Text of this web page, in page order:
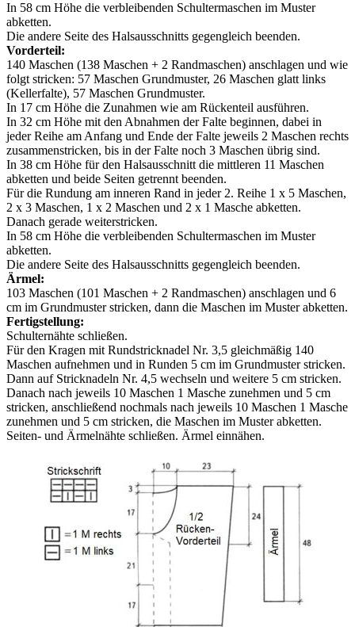
In 58 cm Höhe die verbleibenden Schultermaschen im Muster
abketten.
Die andere Seite des Halsausschnitts gegengleich beenden.
Vorderteil:
140 Maschen (138 Maschen + 2 Randmaschen) anschlagen und wie
folgt stricken: 57 Maschen Grundmuster, 26 Maschen glatt links
(Kellerfalte), 57 Maschen Grundmuster.
In 17 cm Höhe die Zunahmen wie am Rückenteil ausführen.
In 32 cm Höhe mit den Abnahmen der Falte beginnen, dabei in
jeder Reihe am Anfang und Ende der Falte jeweils 2 Maschen rechts
zusammenstricken, bis in der Falte noch 3 Maschen übrig sind.
In 38 cm Höhe für den Halsausschnitt die mittleren 11 Maschen
abketten und beide Seiten getrennt beenden.
Für die Rundung am inneren Rand in jeder 2. Reihe 1 x 5 Maschen,
2 x 3 Maschen, 1 x 2 Maschen und 2 x 1 Masche abketten.
Danach gerade weiterstricken.
In 58 cm Höhe die verbleibenden Schultermaschen im Muster
abketten.
Die andere Seite des Halsausschnitts gegengleich beenden.
Ärmel:
103 Maschen (101 Maschen + 2 Randmaschen) anschlagen und 6
cm im Grundmuster stricken, dann die Maschen im Muster abketten.
Fertigstellung:
Schulternähte schließen.
Für den Kragen mit Rundstricknadel Nr. 3,5 gleichmäßig 140
Maschen aufnehmen und in Runden 5 cm im Grundmuster stricken.
Dann auf Stricknadeln Nr. 4,5 wechseln und weitere 5 cm stricken.
Danach nach jeweils 10 Maschen 1 Masche zunehmen und 5 cm
stricken, anschließend nochmals nach jeweils 10 Maschen 1 Masche
zunehmen und 5 cm stricken, die Maschen im Muster abketten.
Seiten- und Ärmelnähte schließen. Ärmel einnähen.